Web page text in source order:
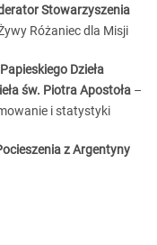
Stowarzyszenia
Różaniec dla Misji
Dzieła
św. Piotra Apostoła –
i statystyki
z Argentyny